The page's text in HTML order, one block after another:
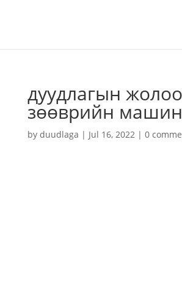
дуудлагын
зөөврийн машин
by duudlaga | Jul 16, 2022| 0